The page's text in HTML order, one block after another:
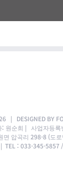
| DESIGNED BY
: 원순희 | 사업자등
면 압곡리 298-8 (도
TEL : 033-345-5857